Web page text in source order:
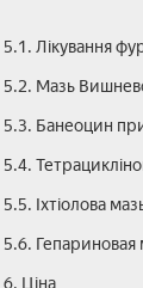
5.1. Лікування
5.2. Мазь
5.3. Банеоцин
5.4.
5.5. Іхтіолова
5.6. Гепариновая
6. Ціна